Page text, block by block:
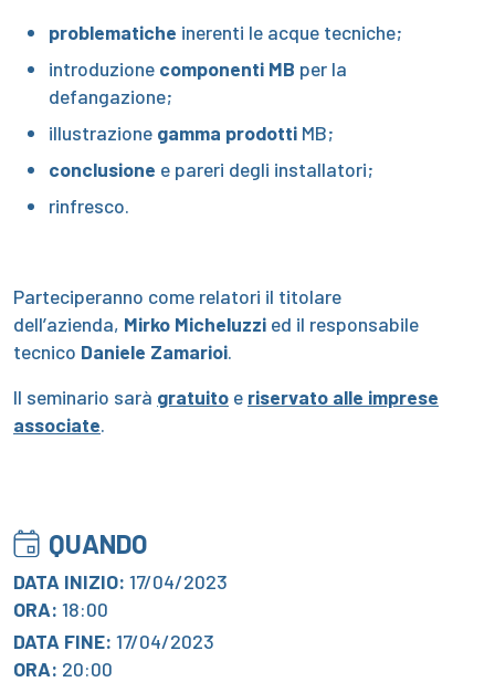
problematiche inerenti le acque tecniche;
introduzione componenti MB per la
defangazione;
illustrazione gamma prodotti MB;
conclusione e pareri degli installatori;
rinfresco.
Parteciperanno come relatori il titolare
dell’azienda, Mirko Micheluzzi ed il responsabile
tecnico Daniele Zamarioi.
Il seminario sarà gratuito e riservato alle imprese
associate.
QUANDO
DATA INIZIO: 17/04/2023
ORA: 18:00
DATA FINE: 17/04/2023
ORA: 20:00